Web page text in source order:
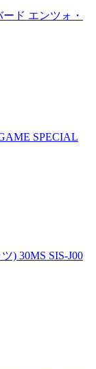
ド エンツォ・
SPECIAL
) 30MS SIS-J00